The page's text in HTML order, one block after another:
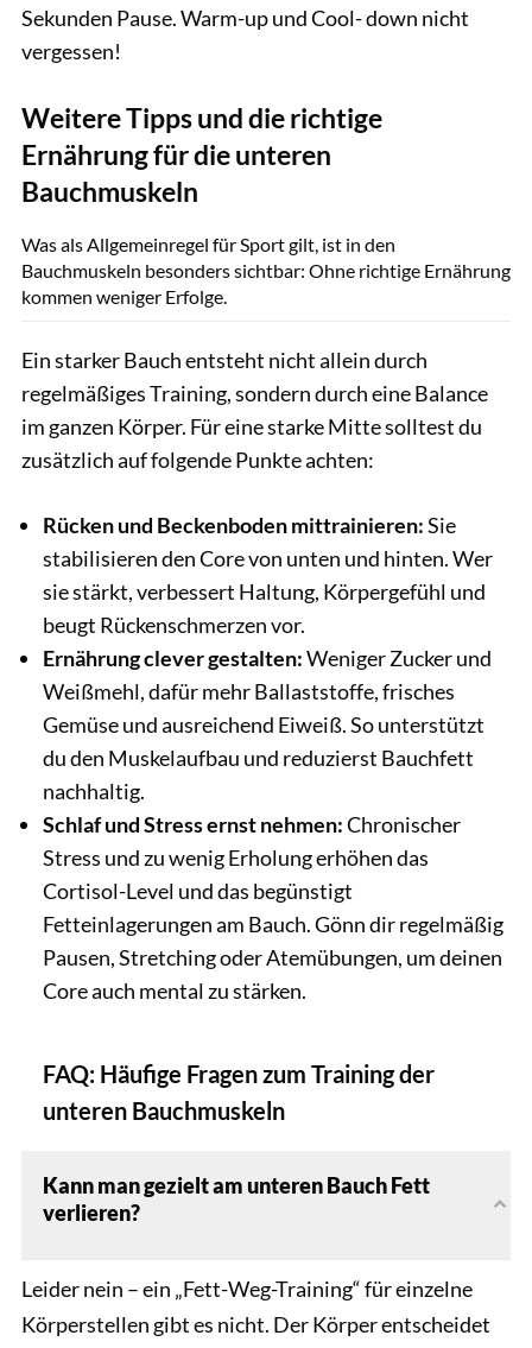
Sekunden Pause. Warm-up und Cool- down nicht
vergessen!
Weitere Tipps und die richtige
Ernährung für die unteren
Bauchmuskeln
Was als Allgemeinregel für Sport gilt, ist in den
Bauchmuskeln besonders sichtbar: Ohne richtige Ernährung
kommen weniger Erfolge.
Ein starker Bauch entsteht nicht allein durch
regelmäßiges Training, sondern durch eine Balance
im ganzen Körper. Für eine starke Mitte solltest du
zusätzlich auf folgende Punkte achten:
Rücken und Beckenboden mittrainieren:Sie
stabilisieren den Core von unten und hinten. Wer
sie stärkt, verbessert Haltung, Körpergefühl und
beugt Rückenschmerzen vor.
Ernährung clever gestalten:Weniger Zucker und
Weißmehl, dafür mehr Ballaststoffe, frisches
Gemüse und ausreichend Eiweiß. So unterstützt
du den Muskelaufbau und reduzierst Bauchfett
nachhaltig.
Schlaf und Stress ernst nehmen:Chronischer
Stress und zu wenig Erholung erhöhen das
Cortisol-Level und das begünstigt
Fetteinlagerungen am Bauch. Gönn dir regelmäßig
Pausen, Stretching oder Atemübungen, um deinen
Core auch mental zu stärken.
FAQ: Häufige Fragen zum Training der
unteren Bauchmuskeln
Kann man gezielt am unteren Bauch Fett
verlieren?
Leider nein – ein „Fett-Weg-Training“ für einzelne
Körperstellen gibt es nicht. Der Körper entscheidet